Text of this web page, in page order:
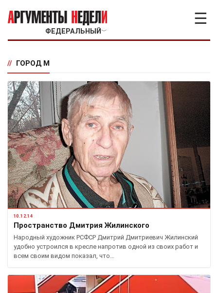
ФЕДЕРАЛЬНЫЙ ﹀
☰
// ГОРОД М
10.12.14
Пространство Дмитрия Жилинского
Народный художник РСФСР Дмитрий Дмитриевич Жилинский
удобно устроился в кресле напротив одной из своих работ и
всем своим видом показал, что…